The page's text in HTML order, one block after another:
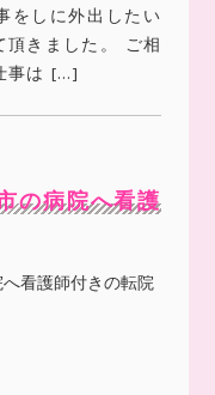
をしに外出したい
頂きました。 ご相
事は […]
の病院へ看護